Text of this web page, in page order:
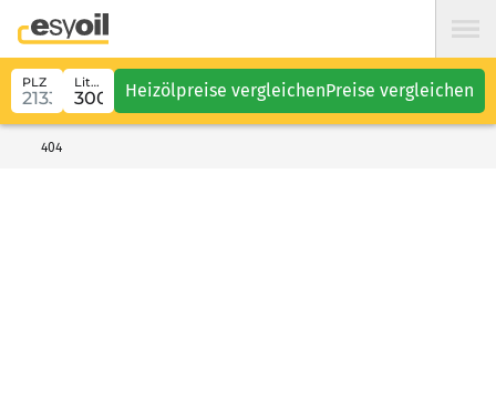
PLZ Liter Heizölpreise vergleichenPreise vergleichen
404